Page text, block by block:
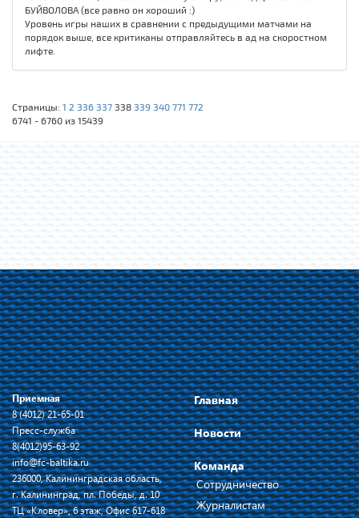
БУЙВОЛОВА (все равно он хороший :)
Уровень игры наших в сравнении с предыдущими матчами на
порядок выше, все критиканы отправляйтесь в ад на скоростном
лифте.
Страницы: 1 2 336 337 338 339 340 771 772
6741 - 6760 из 15439
Приемная
8 (4012) 21-65-01
Пресс-служба
8(4012)95-63-92
info@fc-baltika.ru
236000, Калининградская область,
г. Калининград, пл. Победы, д. 10
ТЦ «Кловер», 6 этаж, Офис 617-618
Главная
Новости
Команда
Сотрудничество
Журналистам